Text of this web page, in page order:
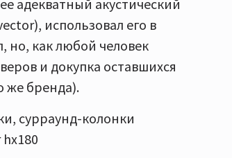
адекватный акустический
использовал его в
но, как любой человек
и докупка оставшихся
же бренда).
сурраунд-колонки